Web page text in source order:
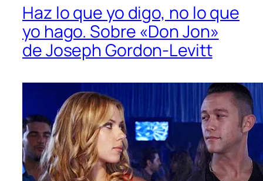
Haz lo que yo digo, no lo que
yo hago. Sobre «Don Jon»
de Joseph Gordon-Levitt